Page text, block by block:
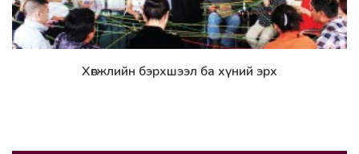
Дэлгэрэнгүй
Хөгжлийн бэрхшээл ба хүний эрх